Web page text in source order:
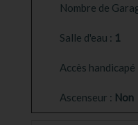
Nombre de
Salle d'eau : 1
Accès handicapé
Ascenseur : Non